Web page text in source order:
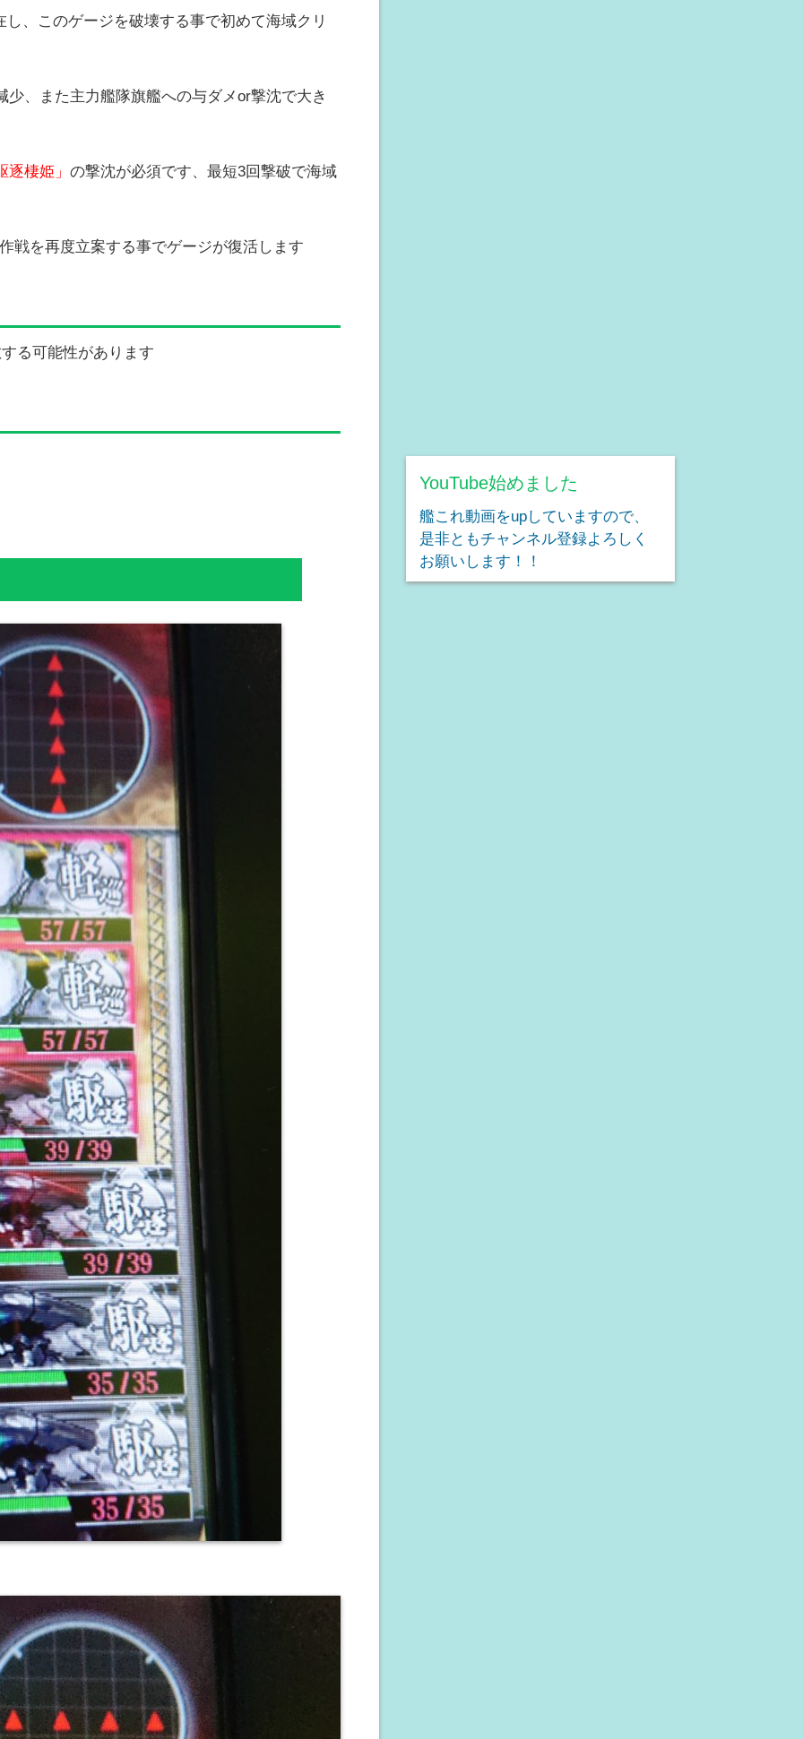
、このゲージを破壊する事で初めて海域クリ
、また主力艦隊旗艦への与ダメor撃沈で大き
逐棲姫」 の撃沈が必須です、最短3回撃破で海域
戦を再度立案する事でゲージが復活します
る可能性があります
YouTube始めました
艦これ動画をupしていますので、
是非ともチャンネル登録よろしく
お願いします！！